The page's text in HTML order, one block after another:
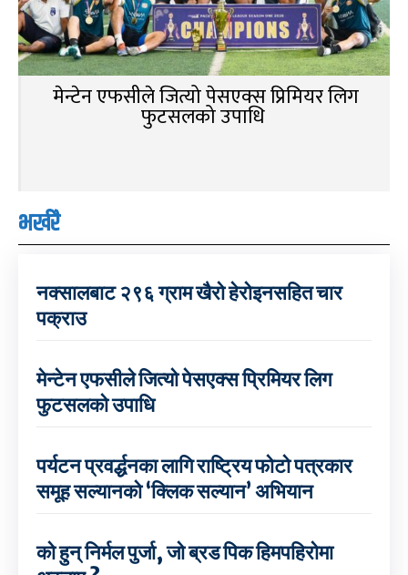
मेन्टेन एफसीले जित्यो पेसएक्स प्रिमियर लिग
फुटसलको उपाधि
भर्खरै
नक्सालबाट २९६ ग्राम खैरो हेरोइनसहित चार
पक्राउ
मेन्टेन एफसीले जित्यो पेसएक्स प्रिमियर लिग
फुटसलको उपाधि
पर्यटन प्रवर्द्धनका लागि राष्ट्रिय फोटो पत्रकार
समूह सल्यानको ‘क्लिक सल्यान’ अभियान
को हुन् निर्मल पुर्जा, जो ब्रड पिक हिमपहिरोमा